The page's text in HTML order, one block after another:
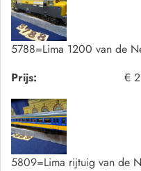
5788=Lima 1200 van de
Prijs:
€
5809=Lima rijtuig van de